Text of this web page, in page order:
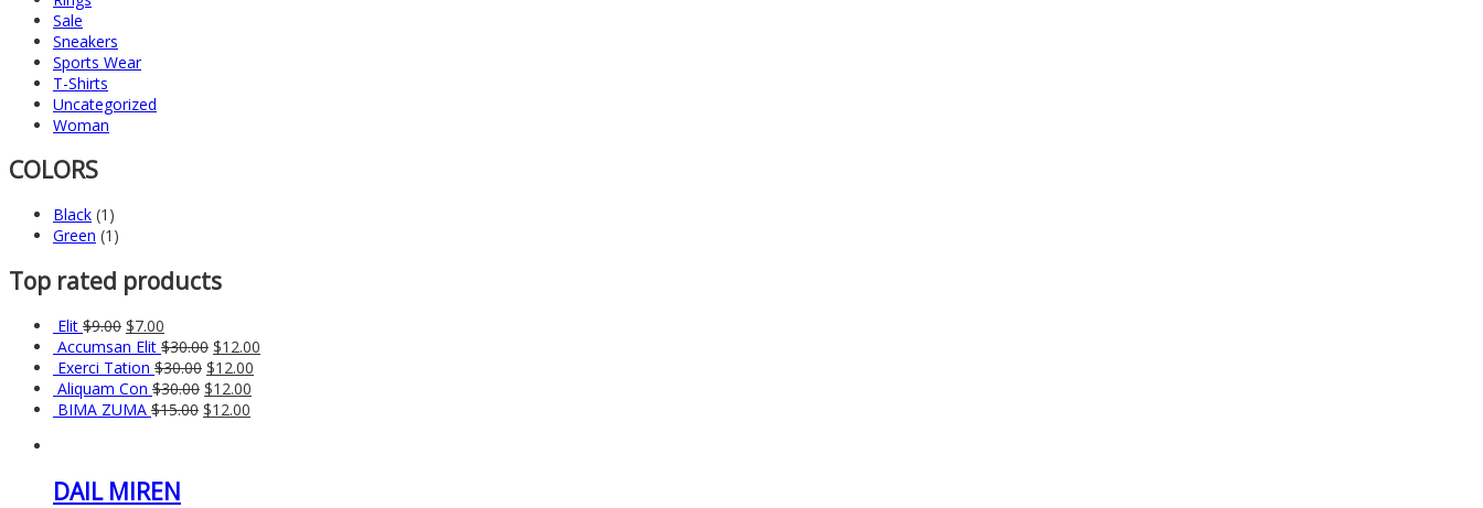
Sale
Sneakers
Sports Wear
T-Shirts
Uncategorized
Woman
COLORS
Black (1)
Green (1)
Top rated products
Elit $9.00 $7.00
Accumsan Elit $30.00 $12.00
Exerci Tation $30.00 $12.00
Aliquam Con $30.00 $12.00
BIMA ZUMA $15.00 $12.00
DAIL MIREN